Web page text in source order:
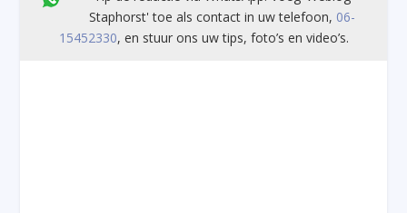
Staphorst' toe als contact in uw telefoon, 06-
15452330, en stuur ons uw tips, foto’s en video’s.